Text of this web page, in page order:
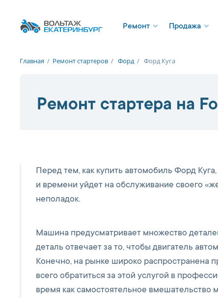
Ремонт Продажа
Главная / Ремонт стартеров / Форд/ Форд Куга
Ремонт стартера на
Перед тем, как купить автомобиль Форд
и времени уйдет на обслуживание своего
неполадок.
Машина предусматривает множество
деталь отвечает за то, чтобы двигатель
Конечно, на рынке широко распространена
всего обратиться за этой услугой в
время как самостоятельное вмешательство